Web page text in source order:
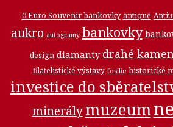
0 Euro Souvenir bankovky antique
aukro autogramy bankovky
design diamanty drahé
filatelistické výstavy fosilie historické
investice do
minerálymuzeum